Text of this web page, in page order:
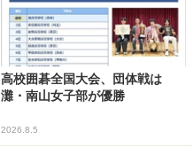
高校囲碁全国大会、団体戦は
灘・南山女子部が優勝
2026.8.5